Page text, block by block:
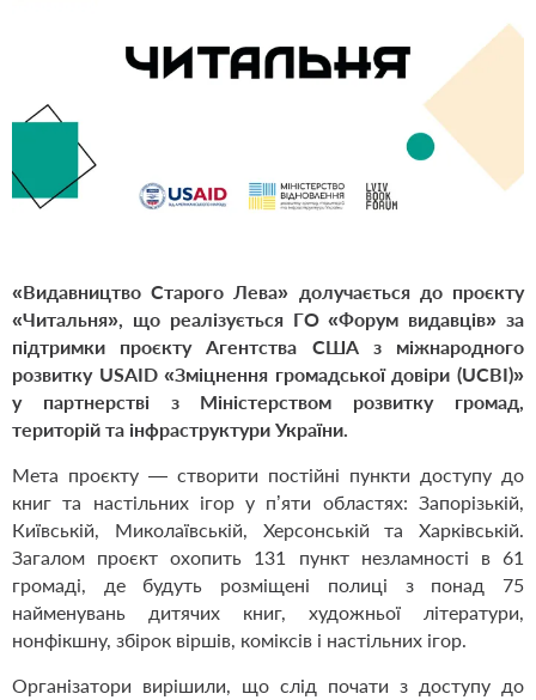
«Видавництво Старого Лева» долучається до проєкту
«Читальня», що реалізується ГО «Форум видавців» за
підтримки проєкту Агентства США з міжнародного
розвитку USAID «Зміцнення громадської довіри (UCBI)»
у партнерстві з Міністерством розвитку громад,
територій та інфраструктури України.
Мета проєкту — створити постійні пункти доступу до
книг та настільних ігор у п’яти областях: Запорізькій,
Київській, Миколаївській, Херсонській та Харківській.
Загалом проєкт охопить 131 пункт незламності в 61
громаді, де будуть розміщені полиці з понад 75
найменувань дитячих книг, художньої літератури,
нонфікшну, збірок віршів, коміксів і настільних ігор.
Організатори вирішили, що слід почати з доступу до